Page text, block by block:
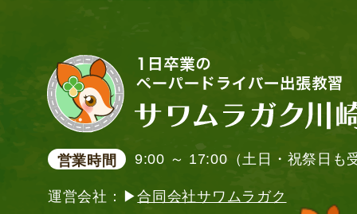
営業時間 9:00 ～ 17:00（土日・祝祭日も
運営会社：▶合同会社サワムラガク